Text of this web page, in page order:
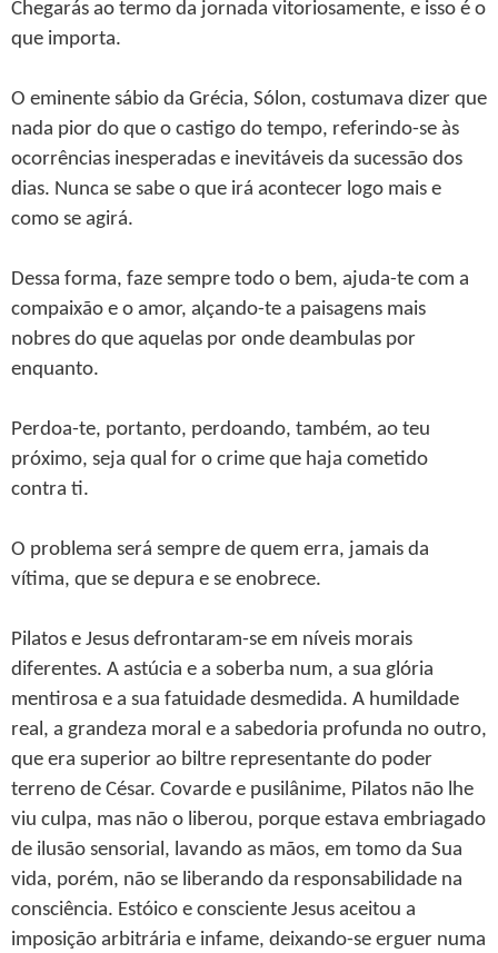
Chegarás ao termo da jornada vitoriosamente, e isso é o
que importa.
O eminente sábio da Grécia, Sólon, costumava dizer que
nada pior do que o castigo do tempo, referindo-se às
ocorrências inesperadas e inevitáveis da sucessão dos
dias. Nunca se sabe o que irá acontecer logo mais e
como se agirá.
Dessa forma, faze sempre todo o bem, ajuda-te com a
compaixão e o amor, alçando-te a paisagens mais
nobres do que aquelas por onde deambulas por
enquanto.
Perdoa-te, portanto, perdoando, também, ao teu
próximo, seja qual for o crime que haja cometido
contra ti.
O problema será sempre de quem erra, jamais da
vítima, que se depura e se enobrece.
Pilatos e Jesus defrontaram-se em níveis morais
diferentes. A astúcia e a soberba num, a sua glória
mentirosa e a sua fatuidade desmedida. A humildade
real, a grandeza moral e a sabedoria profunda no outro,
que era superior ao biltre representante do poder
terreno de César. Covarde e pusilânime, Pilatos não lhe
viu culpa, mas não o liberou, porque estava embriagado
de ilusão sensorial, lavando as mãos, em tomo da Sua
vida, porém, não se liberando da responsabilidade na
consciência. Estóico e consciente Jesus aceitou a
imposição arbitrária e infame, deixando-se erguer numa